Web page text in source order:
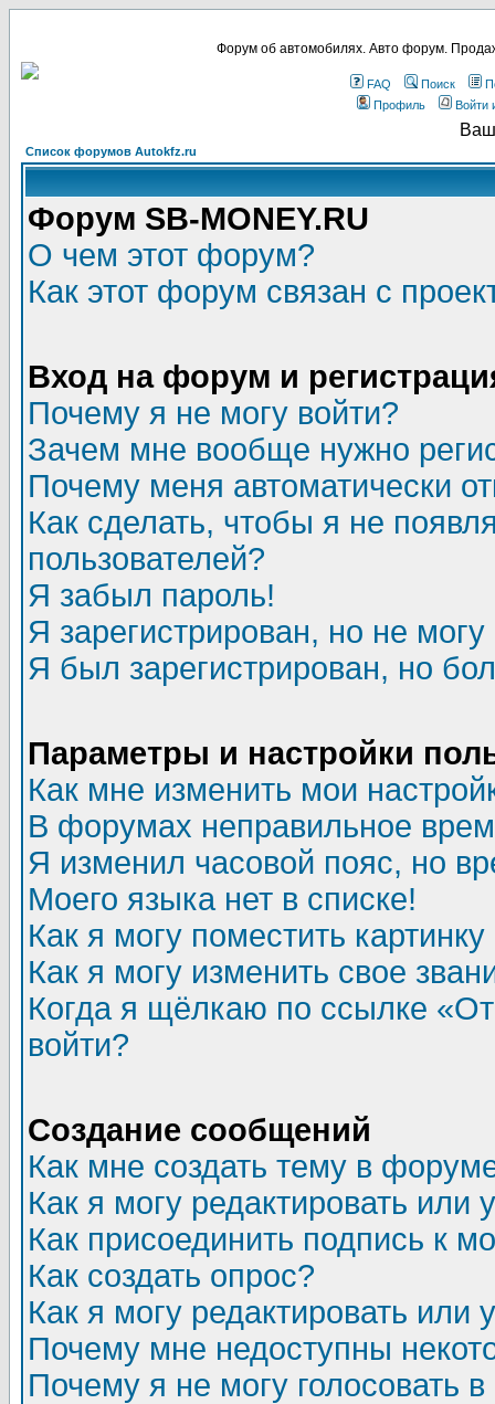
Форум об автомобилях. Авто форум.
FAQ Поиск
Профиль
Войти
Список форумов Autokfz.ru
Форум SB-MONEY.RU
О чем этот форум?
Как этот форум связан с
Вход на форум и
Почему я не могу войти?
Зачем мне вообще нужно
Почему меня автоматически
Как сделать, чтобы я не
пользователей?
Я забыл пароль!
Я зарегистрирован, но не могу
Я был зарегистрирован, но
Параметры и настройки
Как мне изменить мои
В форумах неправильное
Я изменил часовой пояс, но
Моего языка нет в списке!
Как я могу поместить
Как я могу изменить свое
Когда я щёлкаю по ссылке
войти?
Создание сообщений
Как мне создать тему в
Как я могу редактировать или
Как присоединить подпись к
Как создать опрос?
Как я могу редактировать или
Почему мне недоступны
Почему я не могу голосовать